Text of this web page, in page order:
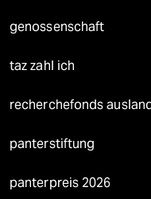
genossenschaft
taz zahl ich
recherchefonds
panterstiftung
panterpreis 2026